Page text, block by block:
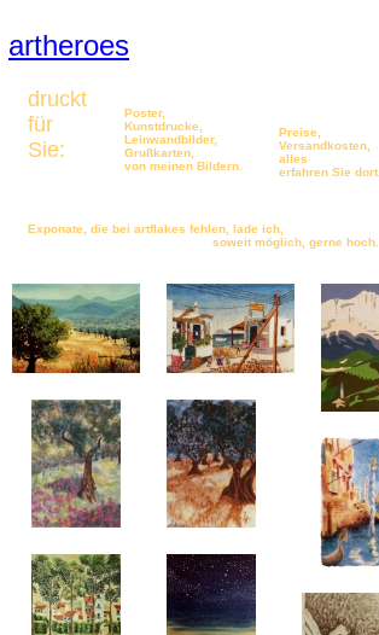
artheroes
druckt
für
Sie:
Poster,
Kunstdrucke,
Leinwandbilder,
Grußkarten,
von meinen Bildern.
Preise,
Versandkosten,
alles
erfahren Sie dort.
Exponate, die bei artflakes fehlen, lade ich,
soweit möglich, gerne hoch.